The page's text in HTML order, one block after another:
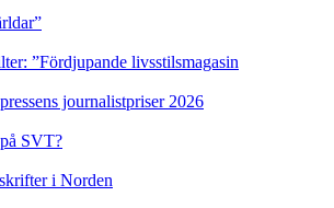
”Fördjupande livsstilsmagasin
journalistpriser 2026
SVT?
i Norden